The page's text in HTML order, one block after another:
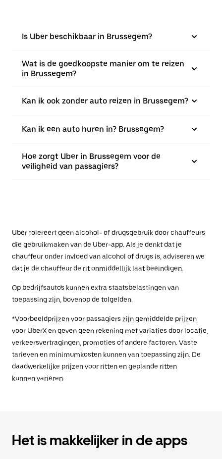
Is Uber beschikbaar in Brussegem?
Wat is de goedkoopste manier om te reizen
in Brussegem?
Kan ik ook zonder auto reizen in Brussegem?
Kan ik een auto huren in? Brussegem?
Hoe zorgt Uber in Brussegem voor de
veiligheid van passagiers?
Uber tolereert geen alcohol- of drugsgebruik door chauffeurs
die gebruikmaken van de Uber-app. Als je denkt dat je
chauffeur onder invloed van alcohol of drugs is, adviseren we
dat je de chauffeur de rit onmiddellijk laat beëindigen.
Op bedrijfsauto's kunnen extra staatsbelastingen van
toepassing zijn, bovenop de tolgelden.
*Voorbeeldprijzen voor passagiers zijn gemiddelde prijzen
voor UberX en geven geen rekening met variaties door locatie,
verkeersvertragingen, promoties of andere factoren. Vaste
tarieven en minimumkosten kunnen van toepassing zijn. De
daadwerkelijke prijzen voor ritten en geplande ritten
kunnen variëren.
Het is makkelijker in de apps